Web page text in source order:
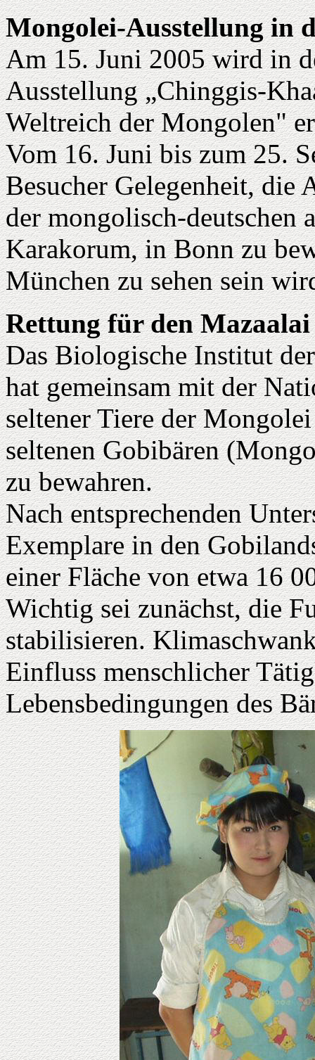
Mongolei-Ausstellung in
Am 15. Juni 2005 wird in
Ausstellung „Chinggis-
Weltreich der Mongolen"
Vom 16. Juni bis zum 25.
Besucher Gelegenheit, die
der mongolisch-deutschen
Karakorum, in Bonn zu
München zu sehen sein
Rettung für den Mazaalai
Das Biologische Institut
hat gemeinsam mit der
seltener Tiere der
seltenen Gobibären
zu bewahren.
Nach entsprechenden
Exemplare in den
einer Fläche von etwa 16
Wichtig sei zunächst, die
stabilisieren.
Einfluss menschlicher
Lebensbedingungen des